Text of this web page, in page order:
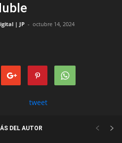
| JP - octubre 14, 2024
tweet
DEL AUTOR